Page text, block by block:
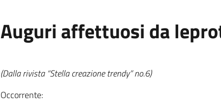
Auguri affettuosi da
(Dalla rivista “Stella creazione trendy” no.6)
Occorrente: